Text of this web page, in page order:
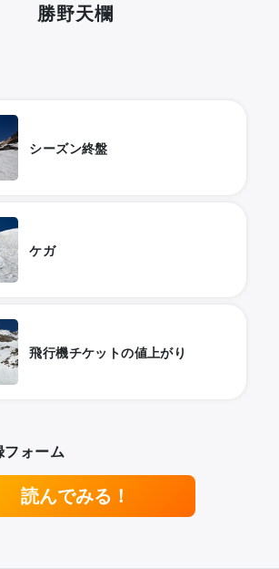
勝野天欄
シーズン終盤
ケガ
飛行機チケットの値上がり
フォーム
読んでみる！